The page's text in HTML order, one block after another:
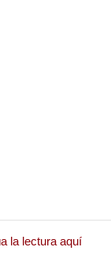
la lectura aquí